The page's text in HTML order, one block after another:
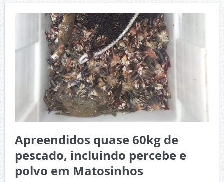
Apreendidos quase 60kg de
pescado, incluindo percebe e
polvo em Matosinhos